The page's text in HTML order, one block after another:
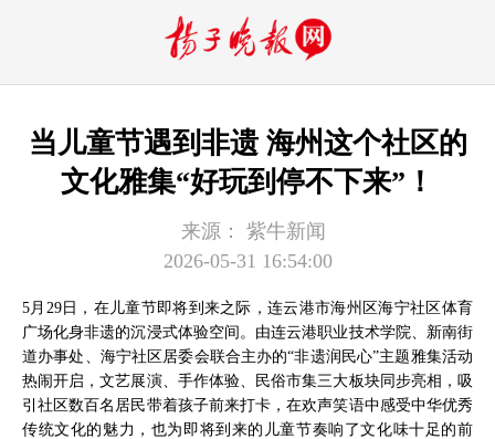
当儿童节遇到非遗 海州这个社区的
文化雅集“好玩到停不下来”！
来源：
紫牛新闻
2026-05-31 16:54:00
5月29日，在儿童节即将到来之际，连云港市海州区海宁社区体育
广场化身非遗的沉浸式体验空间。由连云港职业技术学院、新南街
道办事处、海宁社区居委会联合主办的“非遗润民心”主题雅集活动
热闹开启，文艺展演、手作体验、民俗市集三大板块同步亮相，吸
引社区数百名居民带着孩子前来打卡，在欢声笑语中感受中华优秀
传统文化的魅力，也为即将到来的儿童节奏响了文化味十足的前